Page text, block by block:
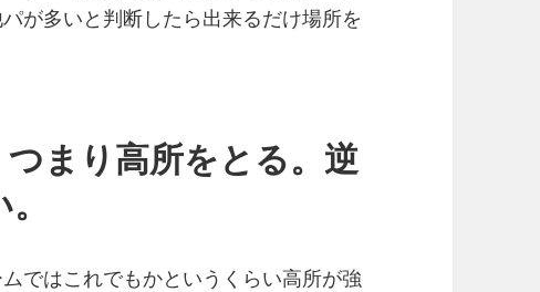
が多いと判断したら出来るだけ場所を
まり高所をとる。逆
ではこれでもかというくらい高所が強